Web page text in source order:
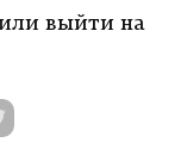
выйти на